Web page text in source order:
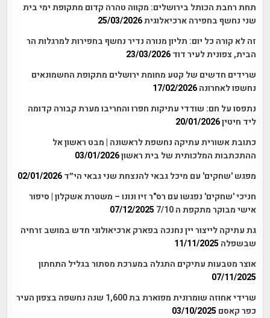
תחת רחבת הכותל בירושלים: מקווה טהרה קדום מתקופת ימי בית
שני נחשף בחפירה ארכיאלוגית25/03/2026
זה לא קורה כל יום: תליון מנורה נדיר נחשף בחפירות למרגלות הר
הבית, צפונית לעיר דוד 23/03/2026
שרידים חדשים של קטע מחומת ירושלים מתקופת החשמונאים
נחשפו לאחרונה 17/02/2026
נתפסו על חם: שודדי עתיקות חפרו והחריבו מערת קבורה קדומה
ליד חיטין20/01/2026
כתובת אשורית עתיקה נחשפת לראשונה | מבט ראשון אל
ההתכתבות המלכותית של בית ראשון03/01/2026
מפגש 'שחקים' עם מיכל גבאי להנצחת שני גבאי הי״ד 02/01/2026
חניכי 'שחקים' נפגשו עם רס"ר זיו ונונו – משטרת אשקלון | סיפור
אישי מבוקר מתקפת ה 7/10
07/12/2025
גת עתיקה לייצור יין נחנכה בפארק ארכיאולוגי חדש במושב זרחיה
שבשפלה 11/11/2025
אוצר מטבעות עתיקים התגלה במערכת מסתור בגליל התחתון
07/11/2025
שרידי אחוזה שומרונית מפוארת בת 1,600 שנה נחשפה בצפון העיר
כפר קאסם 03/10/2025